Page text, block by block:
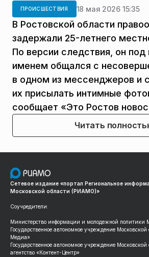
ПРОИСШЕСТВИЯ 18 мая 2026 15:35
В Ростовской области
задержали 25-летнего
По версии следствия, он
именем общался с
в одном из мессенджеров и
их присылать интимные
сообщает «Это Ростов
Читать
Сетевое издание «портал Региональное
Московской области (РИАМО)»
Соучредители:
Министерство информации и молодежной политики
Государственное автономное учреждение
Медиа»
Государственное автономное учреждение
агентство «Контент-Центр»